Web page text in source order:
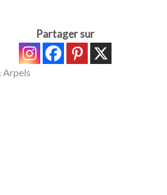
Partager sur
Arpels